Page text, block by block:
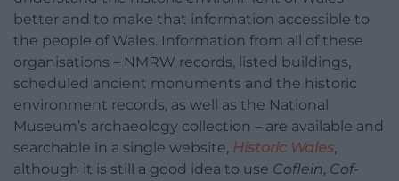
better and to make that information accessible to
the people of Wales. Information from all of these
organisations – NMRW records, listed buildings,
scheduled ancient monuments and the historic
environment records, as well as the National
Museum’s archaeology collection – are available and
searchable in a single website, Historic Wales,
although it is still a good idea to use Coflein, Cof-